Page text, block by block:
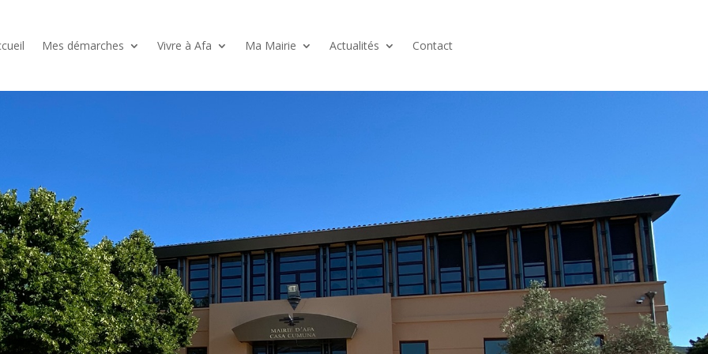
Mes démarches Vivre à Afa Ma Mairie Actualités Contact